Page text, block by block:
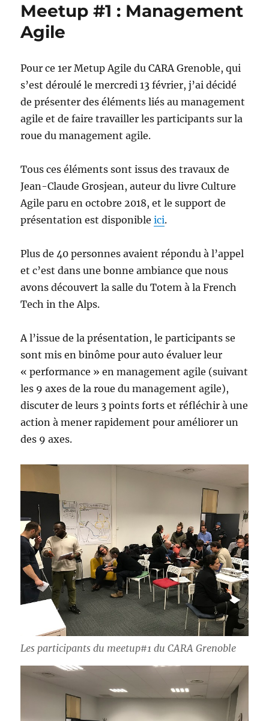
Meetup #1 : Management
Agile
Pour ce 1er Metup Agile du CARA Grenoble, qui
s’est déroulé le mercredi 13 février, j’ai décidé
de présenter des éléments liés au management
agile et de faire travailler les participants sur la
roue du management agile.
Tous ces éléments sont issus des travaux de
Jean-Claude Grosjean, auteur du livre Culture
Agile paru en octobre 2018, et le support de
présentation est disponibleici.
Plus de 40 personnes avaient répondu à l’appel
et c’est dans une bonne ambiance que nous
avons découvert la salle du Totem à la French
Tech in the Alps.
A l’issue de la présentation, le participants se
sont mis en binôme pour auto évaluer leur
« performance » en management agile (suivant
les 9 axes de la roue du management agile),
discuter de leurs 3 points forts et réfléchir à une
action à mener rapidement pour améliorer un
des 9 axes.
Les participants du meetup#1 du CARA Grenoble